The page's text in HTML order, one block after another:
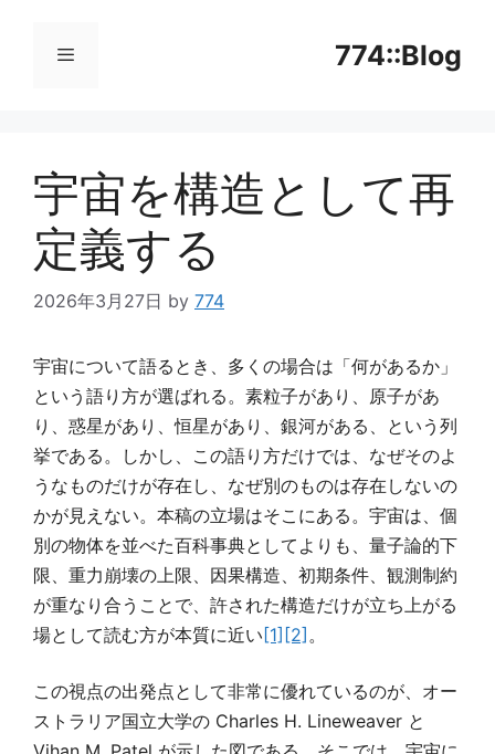
774::Blog
ニ
ュ
宇宙を構造として再
定義する
2026年3月27日 by 774
宇宙について語るとき、多くの場合は「何があるか」
という語り方が選ばれる。素粒子があり、原子があ
り、惑星があり、恒星があり、銀河がある、という列
挙である。しかし、この語り方だけでは、なぜそのよ
うなものだけが存在し、なぜ別のものは存在しないの
かが見えない。本稿の立場はそこにある。宇宙は、個
別の物体を並べた百科事典としてよりも、量子論的下
限、重力崩壊の上限、因果構造、初期条件、観測制約
が重なり合うことで、許された構造だけが立ち上がる
場として読む方が本質に近い [1] [2] 。
この視点の出発点として非常に優れているのが、オー
ストラリア国立大学の Charles H. Lineweaver と